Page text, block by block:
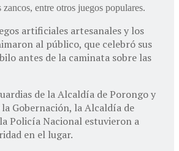
zancos, entre otros juegos populares.
artificiales artesanales y los
al público, que celebró sus
antes de la caminata sobre las
de la Alcaldía de Porongo y
Gobernación, la Alcaldía de
Policía Nacional estuvieron a
en el lugar.